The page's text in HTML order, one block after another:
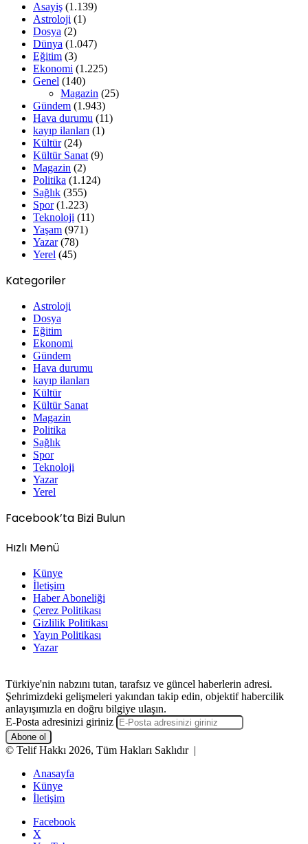
Asayiş (1.139)
Astroloji (1)
Dosya (2)
Dünya (1.047)
Eğitim (3)
Ekonomi (1.225)
Genel (140)
Magazin (25)
Gündem (1.943)
Hava durumu (11)
kayıp ilanları (1)
Kültür(24)
Kültür Sanat(9)
Magazin (2)
Politika (1.124)
Sağlık (355)
Spor(1.223)
Teknoloji (11)
Yaşam (971)
Yazar(78)
Yerel (45)
Kategoriler
Astroloji
Dosya
Eğitim
Ekonomi
Gündem
Hava durumu
kayıp ilanları
Kültür
Kültür Sanat
Magazin
Politika
Sağlık
Spor
Teknoloji
Yazar
Yerel
Facebook’ta Bizi Bulun
Hızlı Menü
Künye
İletişim
Haber Aboneliği
Çerez Politikası
Gizlilik Politikası
Yayın Politikası
Yazar
Türkiye'nin nabzını tutan, tarafsız ve güncel haberlerin adresi.
Şehrimizdeki gelişmeleri yakından takip edin, objektif habercilik
anlayışımızla en doğru bilgiye ulaşın.
E-Posta adresinizi giriniz
© Telif Hakkı 2026, Tüm Hakları Saklıdır |
Anasayfa
Künye
İletişim
Facebook
X